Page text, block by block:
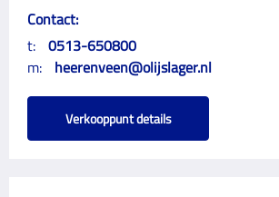
Contact:
t: 0513-650800
m:
heerenveen@olijslager.nl
Verkooppunt details